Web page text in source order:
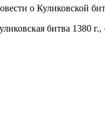
о Куликовской
битва 1380